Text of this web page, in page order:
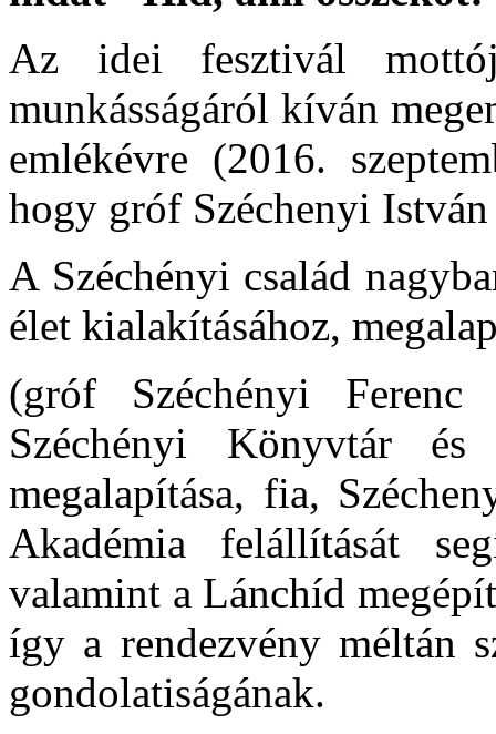
Az idei fesztivál
munkásságáról kíván
emlékévre (2016.
hogy gróf Széchenyi
A Széchényi család
élet kialakításához,
(gróf Széchényi Ferenc
Széchényi Könyvtár
megalapítása, fia,
Akadémia felállítását
valamint a Lánchíd
így a rendezvény méltán
gondolatiságának.